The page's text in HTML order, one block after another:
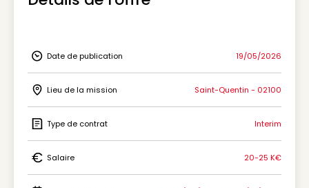
Icon Date de publication
Date de publication 19/05/2026
Icon Lieu de la mission
Lieu de la mission Saint-Quentin - 02100
Icon Type de contrat
Type de contrat Interim
Icon Salaire
Salaire 20-25 K€